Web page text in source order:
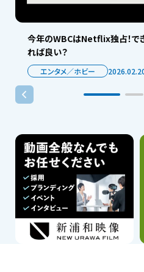
今年のWBCはNetflix独占！で
れば良い？
エンタメ／ホビー